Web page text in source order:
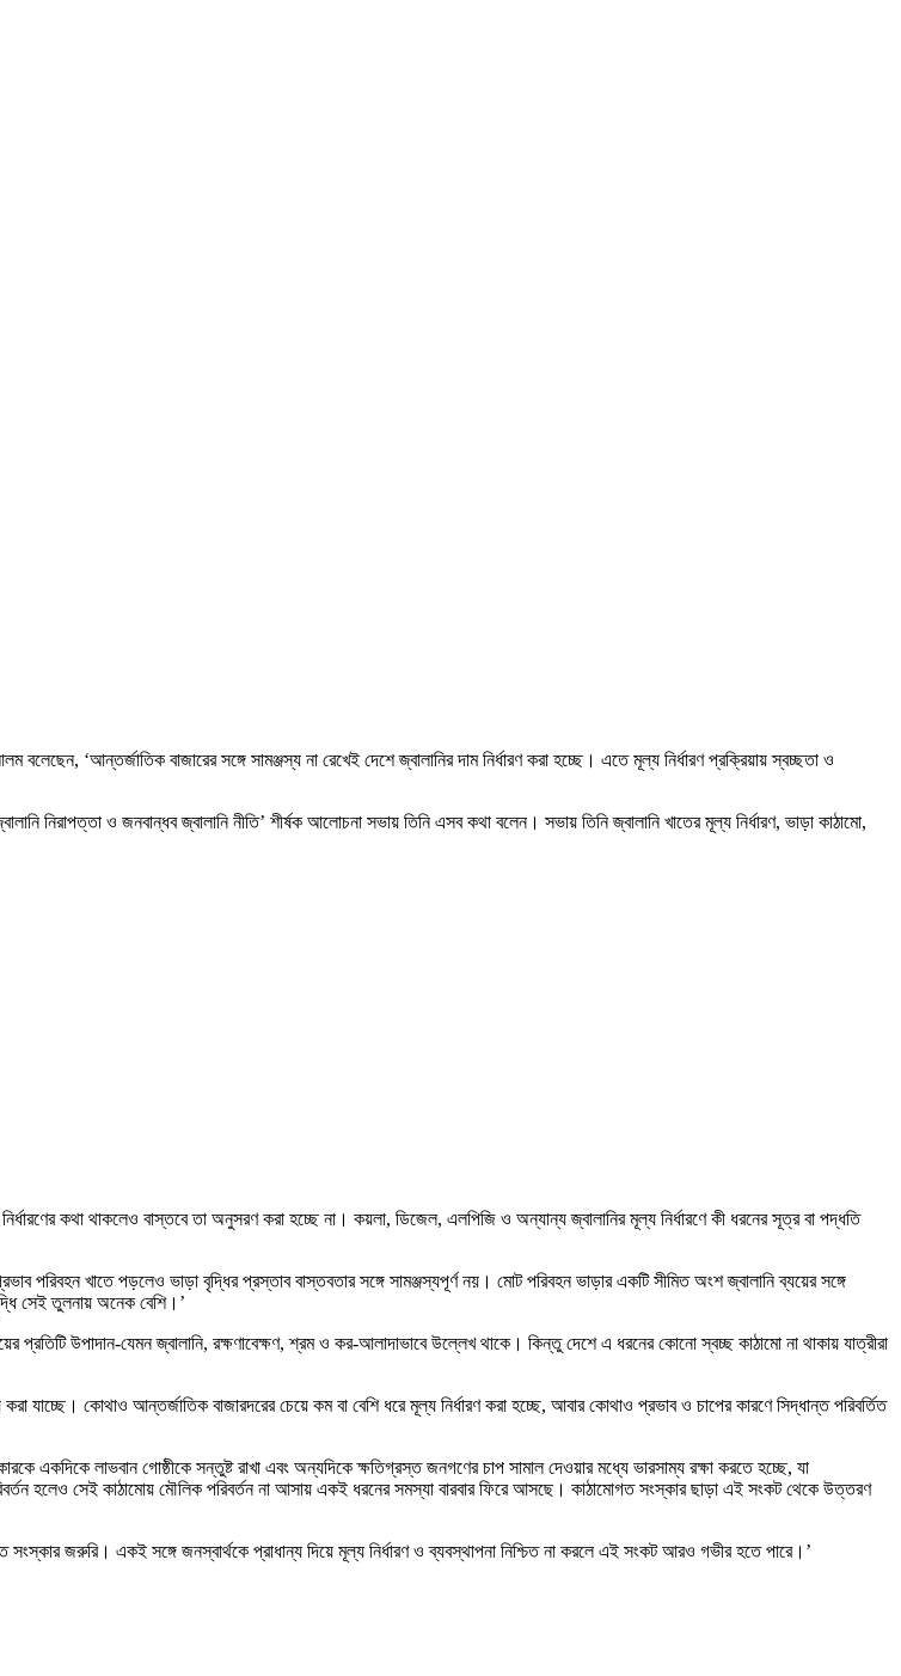
‘আন্তর্জাতিক বাজারের সঙ্গে সামঞ্জস্য না রেখেই দেশে জ্বালানির দাম নির্ধারণ করা হচ্ছে। এতে মূল্য নির্ধারণ প্রক্রিয়ায় স্বচ্ছতা ও
ও জনবান্ধব জ্বালানি নীতি’ শীর্ষক আলোচনা সভায় তিনি এসব কথা বলেন। সভায় তিনি জ্বালানি খাতের মূল্য নির্ধারণ, ভাড়া কাঠামো,
কথা থাকলেও বাস্তবে তা অনুসরণ করা হচ্ছে না। কয়লা, ডিজেল, এলপিজি ও অন্যান্য জ্বালানির মূল্য নির্ধারণে কী ধরনের সূত্র বা পদ্ধতি
পরিবহন খাতে পড়লেও ভাড়া বৃদ্ধির প্রস্তাব বাস্তবতার সঙ্গে সামঞ্জস্যপূর্ণ নয়। মোট পরিবহন ভাড়ার একটি সীমিত অংশ জ্বালানি ব্যয়ের সঙ্গে
সেই তুলনায় অনেক বেশি।’
উপাদান-যেমন জ্বালানি, রক্ষণাবেক্ষণ, শ্রম ও কর-আলাদাভাবে উল্লেখ থাকে। কিন্তু দেশে এ ধরনের কোনো স্বচ্ছ কাঠামো না থাকায় যাত্রীরা
যাচ্ছে। কোথাও আন্তর্জাতিক বাজারদরের চেয়ে কম বা বেশি ধরে মূল্য নির্ধারণ করা হচ্ছে, আবার কোথাও প্রভাব ও চাপের কারণে সিদ্ধান্ত পরিবর্তিত
একদিকে লাভবান গোষ্ঠীকে সন্তুষ্ট রাখা এবং অন্যদিকে ক্ষতিগ্রস্ত জনগণের চাপ সামাল দেওয়ার মধ্যে ভারসাম্য রক্ষা করতে হচ্ছে, যা
হলেও সেই কাঠামোয় মৌলিক পরিবর্তন না আসায় একই ধরনের সমস্যা বারবার ফিরে আসছে। কাঠামোগত সংস্কার ছাড়া এই সংকট থেকে উত্তরণ
জরুরি। একই সঙ্গে জনস্বার্থকে প্রাধান্য দিয়ে মূল্য নির্ধারণ ও ব্যবস্থাপনা নিশ্চিত না করলে এই সংকট আরও গভীর হতে পারে।’